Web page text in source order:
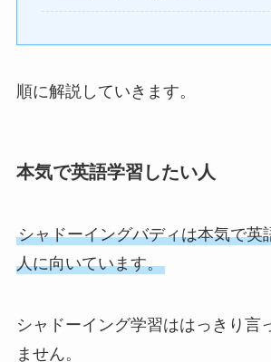
順に解説していきます。
本気で英語学習したい人
シャドーイングバディは本気で英
人に向いています。
シャドーイング学習ははっきり言
ません。